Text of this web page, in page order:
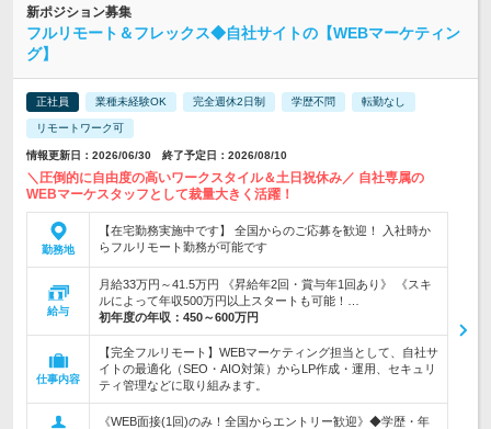
新ポジション募集
フルリモート＆フレックス◆自社サイトの【WEBマーケティン
グ】
正社員 業種未経験OK 完全週休2日制 学歴不問 転勤なし
リモートワーク可
情報更新日：2026/06/30 終了予定日：2026/08/10
＼圧倒的に自由度の高いワークスタイル＆土日祝休み／ 自社専属の
WEBマーケスタッフとして裁量大きく活躍！
勤務地
【在宅勤務実施中です】 全国からのご応募を歓迎！ 入社時か
らフルリモート勤務が可能です
給与
月給33万円～41.5万円 《昇給年2回・賞与年1回あり》 《スキ
ルによって年収500万円以上スタートも可能！…
初年度の年収： 450～600万円
仕事内容
【完全フルリモート】WEBマーケティング担当として、自社サ
イトの最適化（SEO・AIO対策）からLP作成・運用、セキュリ
ティ管理などに取り組みます。
《WEB面接(1回)のみ！全国からエントリー歓迎》◆学歴・年